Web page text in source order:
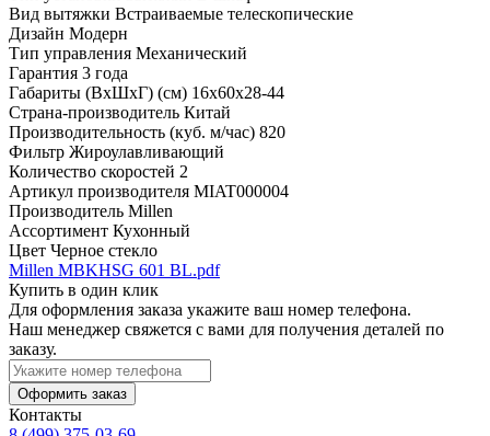
Вид вытяжки Встраиваемые телескопические
Дизайн Модерн
Тип управления Механический
Гарантия 3 года
Габариты (ВхШхГ) (см) 16х60х28-44
Страна-производитель Китай
Производительность (куб. м/час) 820
Фильтр Жироулавливающий
Количество скоростей 2
Артикул производителя MIAT000004
Производитель Millen
Ассортимент Кухонный
Цвет Черное стекло
Millen MBKHSG 601 BL.pdf
Купить в один клик
Для оформления заказа укажите ваш номер телефона.
Наш менеджер свяжется с вами для получения деталей по
заказу.
Оформить заказ
Контакты